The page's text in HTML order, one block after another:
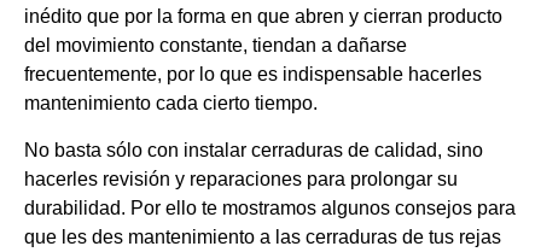
inédito que por la forma en que abren y cierran producto
del movimiento constante, tiendan a dañarse
frecuentemente, por lo que es indispensable hacerles
mantenimiento cada cierto tiempo.
No basta sólo con instalar cerraduras de calidad, sino
hacerles revisión y reparaciones para prolongar su
durabilidad. Por ello te mostramos algunos consejos para
que les des mantenimiento a las cerraduras de tus rejas